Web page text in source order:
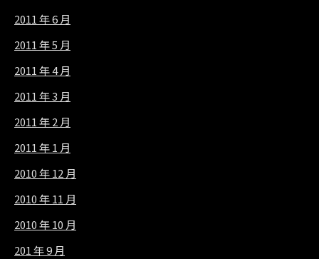
2011 年 6 月
2011 年 5 月
2011 年 4 月
2011 年 3 月
2011 年 2 月
2011 年 1 月
2010 年 12 月
2010 年 11 月
2010 年 10 月
201 年 9 月